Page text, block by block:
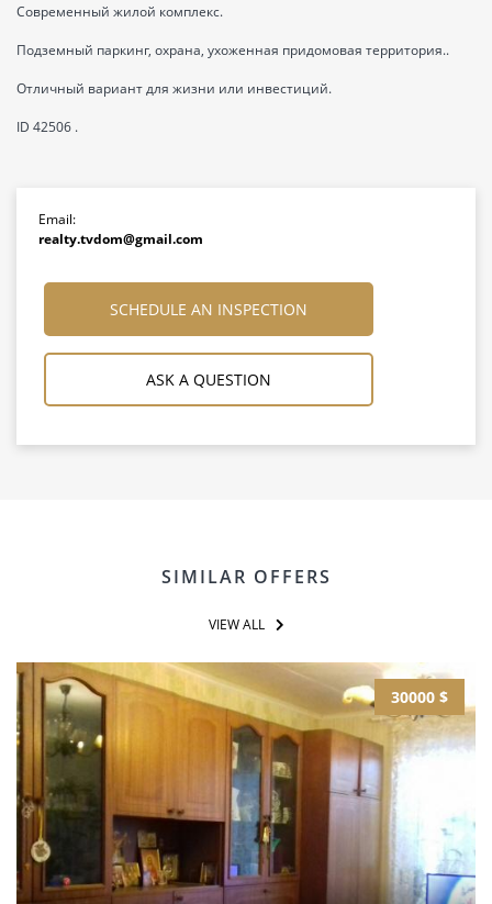
Современный жилой комплекс.
Подземный паркинг, охрана, ухоженная придомовая территория..
Отличный вариант для жизни или инвестиций.
ID 42506 .
Email:
realty.tvdom@gmail.com
SCHEDULE AN INSPECTION
ASK A QUESTION
SIMILAR OFFERS
VIEW ALL
30000 $